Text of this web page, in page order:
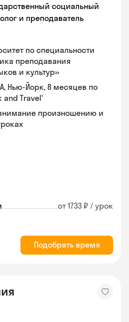
социальный
и преподаватель
по специальности
преподавания
и культур»
Нью-Йорк, 8 месяцев по
and Travel'
произношению и
от 1733 ₽ / урок
Подобрать время